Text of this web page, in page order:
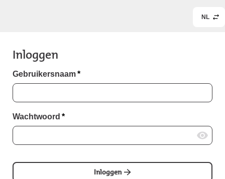
NL
Inloggen
Gebruikersnaam*
Wachtwoord *
Inloggen